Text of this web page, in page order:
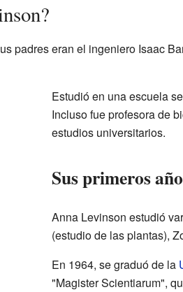
padres eran el ingeniero Isaac
Estudió en una escuela
Incluso fue profesora de
estudios universitarios.
Sus primeros
Anna Levinson estudió
(estudio de las plantas),
En 1964, se graduó de la
"Magister Scientiarum",